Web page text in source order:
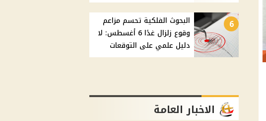
6
البحوث الفلكية تحسم مزاعم
وقوع زلزال غدًا 6 أغسطس: لا
دليل علمي على التوقعات
الاخبار العامة